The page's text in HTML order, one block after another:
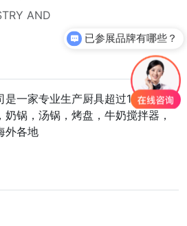
AND
是一家专业生产厨具超过10年的
锅，汤锅，烤盘，牛奶搅拌器，
外各地
已参展品牌有哪些？